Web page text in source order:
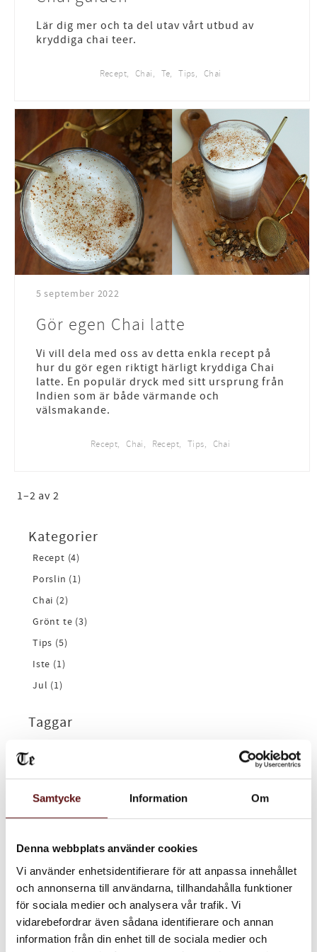
Samtycke Information Om
Denna webbplats använder cookies
Vi använder enhetsidentifierare för att anpassa innehållet
och annonserna till användarna, tillhandahålla funktioner
för sociala medier och analysera vår trafik. Vi
vidarebefordrar även sådana identifierare och annan
information från din enhet till de sociala medier och
Lär dig mer och ta del utav vårt utbud av
kryddiga chai teer.
Recept Chai Te Tips Chai
5 september 2022
Gör egen Chai latte
Vi vill dela med oss av detta enkla recept på
hur du gör egen riktigt härligt kryddiga Chai
latte. En populär dryck med sitt ursprung från
Indien som är både värmande och
välsmakande.
Recept Chai Recept Tips Chai
1–2 av 2
Kategorier
Recept (4)
Porslin (1)
Chai (2)
Grönt te (3)
Tips (5)
Iste (1)
Jul (1)
Taggar
ISTE
Porslin
Chai
Arkiv
2026
februari (1)
januari (1)